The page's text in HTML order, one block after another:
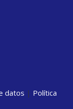
datos | Política